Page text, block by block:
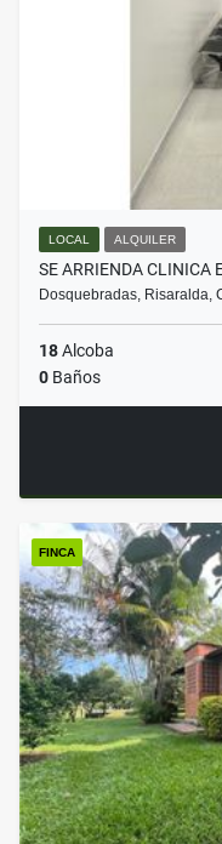
LOCAL ALQUILER
SE ARRIENDA CLINICA
Dosquebradas, Risaralda,
18Alcoba
0 Baños
FINCA